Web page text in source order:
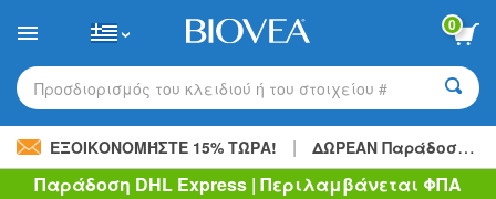
note:
website
includes
accessibility
system.
0
Προσδιορισμός του κλειδιού ή του στοιχείου #
ΕΞΟΙΚΟΝΟΜΉΣΤΕ 15% ΤΏΡΑ! | ΔΩΡΕΑΝ Παράδοση
Παράδοση DHL Express | Περιλαμβάνεται ΦΠΑ